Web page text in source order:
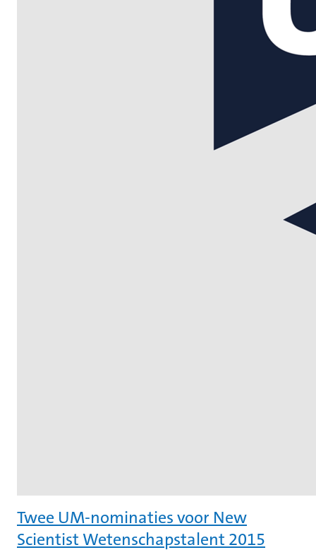
Twee UM-nominaties voor New
Scientist Wetenschapstalent 2015